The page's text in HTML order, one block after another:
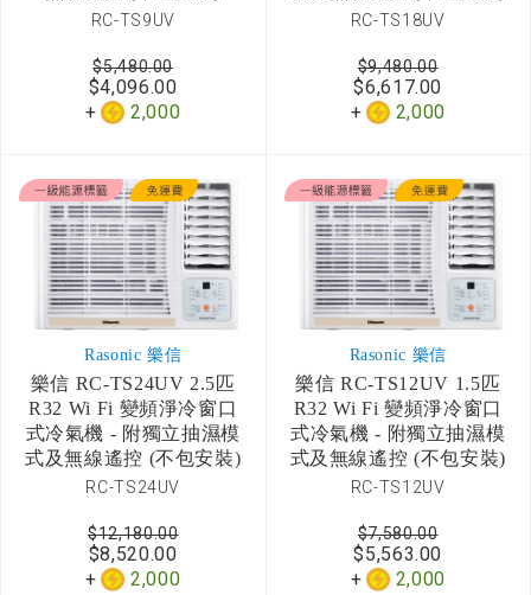
RC-TS9UV
$4,096.00
2,000
$5,480.00
RC-TS18UV
$6,617.00
2,000
$9,480.00
Rasonic 樂信
樂信 RC-TS24UV 2.5匹
R32 Wi Fi 變頻淨冷窗口
式冷氣機 - 附獨立抽濕模
式及無線遙控 (不包安裝)
RC-TS24UV
$8,520.00
2,000
$12,180.00
Rasonic 樂信
樂信 RC-TS12UV 1.5匹
R32 Wi Fi 變頻淨冷窗口
式冷氣機 - 附獨立抽濕模
式及無線遙控 (不包安裝)
RC-TS12UV
$5,563.00
2,000
$7,580.00